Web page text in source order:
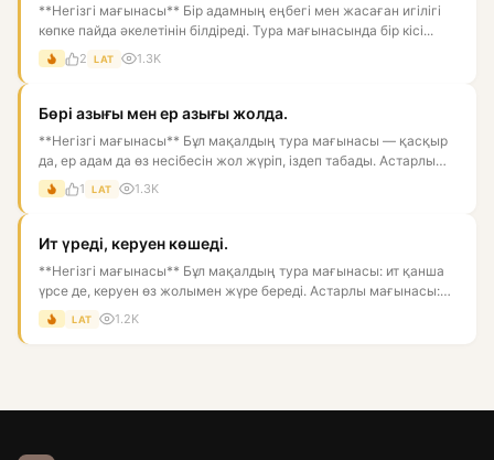
**Негізгі мағынасы** Бір адамның еңбегі мен жасаған игілігі
көпке пайда әкелетінін білдіреді. Тура мағынасында бір кісі...
2 LAT 1.3K
Бөрі азығы мен ер азығы жолда.
**Негізгі мағынасы** Бұл мақалдың тура мағынасы — қасқыр
да, ер адам да өз несібесін жол жүріп, іздеп табады. Астарлы
ма...
1 LAT 1.3K
Ит үреді, керуен көшеді.
**Негізгі мағынасы** Бұл мақалдың тура мағынасы: ит қанша
үрсе де, керуен өз жолымен жүре береді. Астарлы мағынасы:
біре...
LAT 1.2K